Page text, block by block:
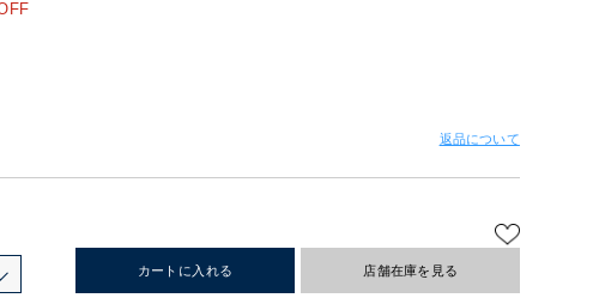
返品について
カートに入れる 店舗在庫を見る